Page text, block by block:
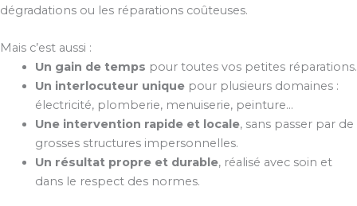
dégradations ou les réparations coûteuses.
Mais c’est aussi :
Un gain de temps pour toutes vos petites réparations.
Un interlocuteur uniquepour plusieurs domaines :
électricité, plomberie, menuiserie, peinture…
Une intervention rapide et locale, sans passer par de
grosses structures impersonnelles.
Un résultat propre et durable, réalisé avec soin et
dans le respect des normes.